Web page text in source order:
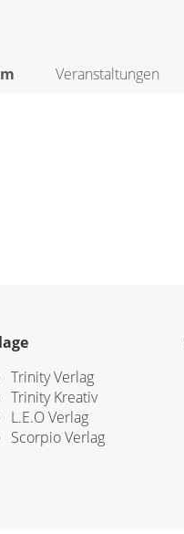
Veranstaltungen
Trinity Verlag
Trinity Kreativ
L.E.O Verlag
Scorpio Verlag